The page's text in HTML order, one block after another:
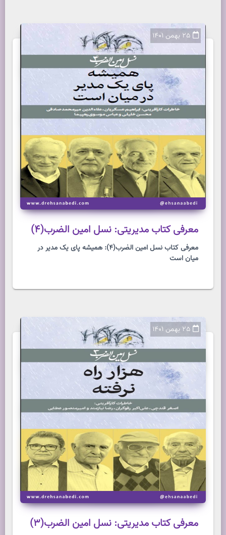
معرفی کتاب مدیریتی: نسل امین الضرب(4)
معرفی کتاب نسل امین الضرب(4): همیشه پای یک مدیر در
میان است
معرفی کتاب مدیریتی: نسل امین الضرب(3)